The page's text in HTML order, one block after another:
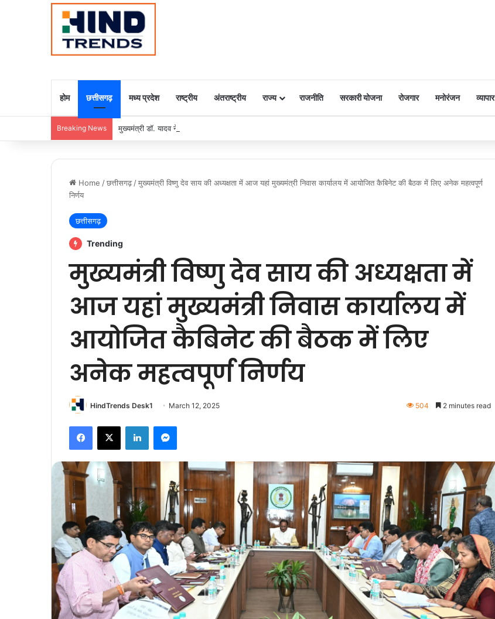
होम छत्तीसगढ़ मध्य प्रदेश राष्ट्रीय अंतराष्ट्रीय राज्य राजनीति सरकारी योजना रोजगार मनोरंजन व्यापार
Breaking News मुख्यमंत्री डॉ. यादव ने राजा राममोहन राय की जयंती पर किया नमन
Home /छत्तीसगढ़ /मुख्यमंत्री विष्णु देव साय की अध्यक्षता में आज यहां मुख्यमंत्री निवास कार्यालय में आयोजित कैबिनेट की बैठक में लिए अनेक महत्वपूर्ण
निर्णय
छत्तीसगढ़
Trending
मुख्यमंत्री विष्णु देव साय की अध्यक्षता में
आज यहां मुख्यमंत्री निवास कार्यालय में
आयोजित कैबिनेट की बैठक में लिए
अनेक महत्वपूर्ण निर्णय
HindTrends Desk1 March 12, 2025 504 2 minutes read
Facebook
X LinkedInMessenger